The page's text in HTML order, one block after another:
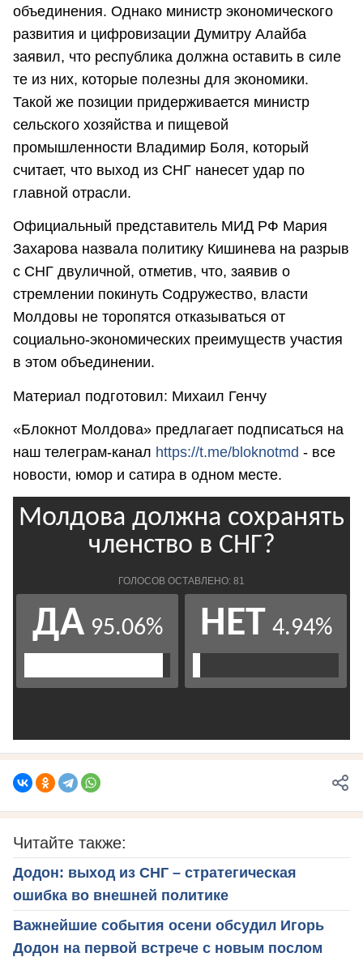
объединения. Однако министр экономического
развития и цифровизации Думитру Алайба
заявил, что республика должна оставить в силе
те из них, которые полезны для экономики.
Такой же позиции придерживается министр
сельского хозяйства и пищевой
промышленности Владимир Боля, который
считает, что выход из СНГ нанесет удар по
главной отрасли.
Официальный представитель МИД РФ Мария
Захарова назвала политику Кишинева на разрыв
с СНГ двуличной, отметив, что, заявив о
стремлении покинуть Содружество, власти
Молдовы не торопятся отказываться от
социально-экономических преимуществ участия
в этом объединении.
Материал подготовил: Михаил Генчу
«Блокнот Молдова» предлагает подписаться на
наш телеграм-канал https://t.me/bloknotmd - все
новости, юмор и сатира в одном месте.
Читайте также:
Додон: выход из СНГ – стратегическая
ошибка во внешней политике
Важнейшие события осени обсудил Игорь
Додон на первой встрече с новым послом